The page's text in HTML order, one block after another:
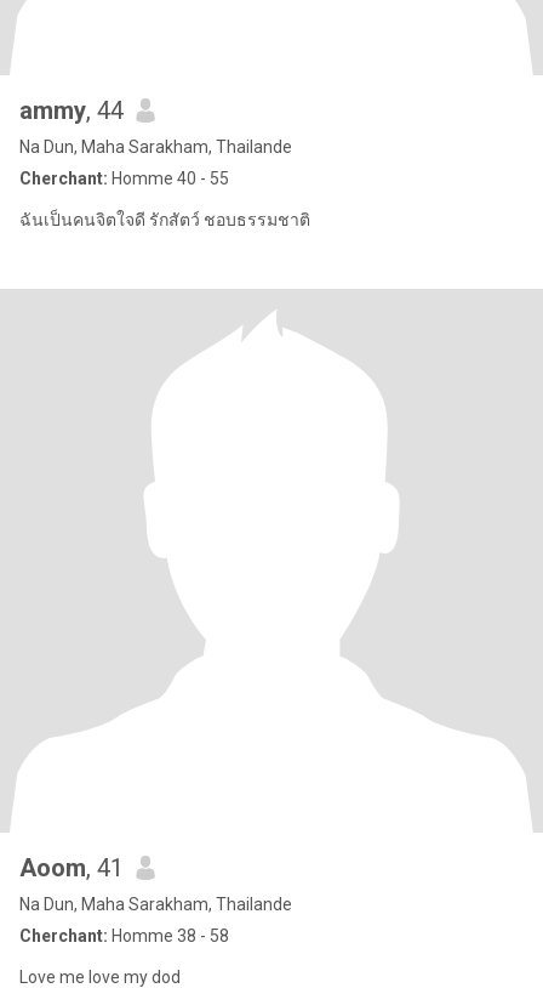
ammy, 44
Na Dun, Maha Sarakham, Thailande
Cherchant: Homme 40 - 55
ฉันเป็นคนจิตใจดี รักสัตว์ ชอบธรรมชาติ
Aoom, 41
Na Dun, Maha Sarakham, Thailande
Cherchant: Homme 38 - 58
Love me love my dod